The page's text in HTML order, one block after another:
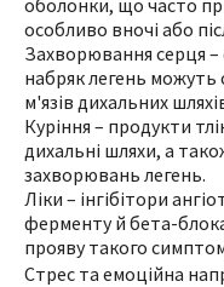
оболонки, що часто
особливо вночі або
Захворювання серця –
набряк легень можуть
м'язів дихальних
Куріння – продукти
дихальні шляхи, а
захворювань легень.
Ліки – інгібітори
ферменту й бета-
прояву такого
Стрес та емоційна